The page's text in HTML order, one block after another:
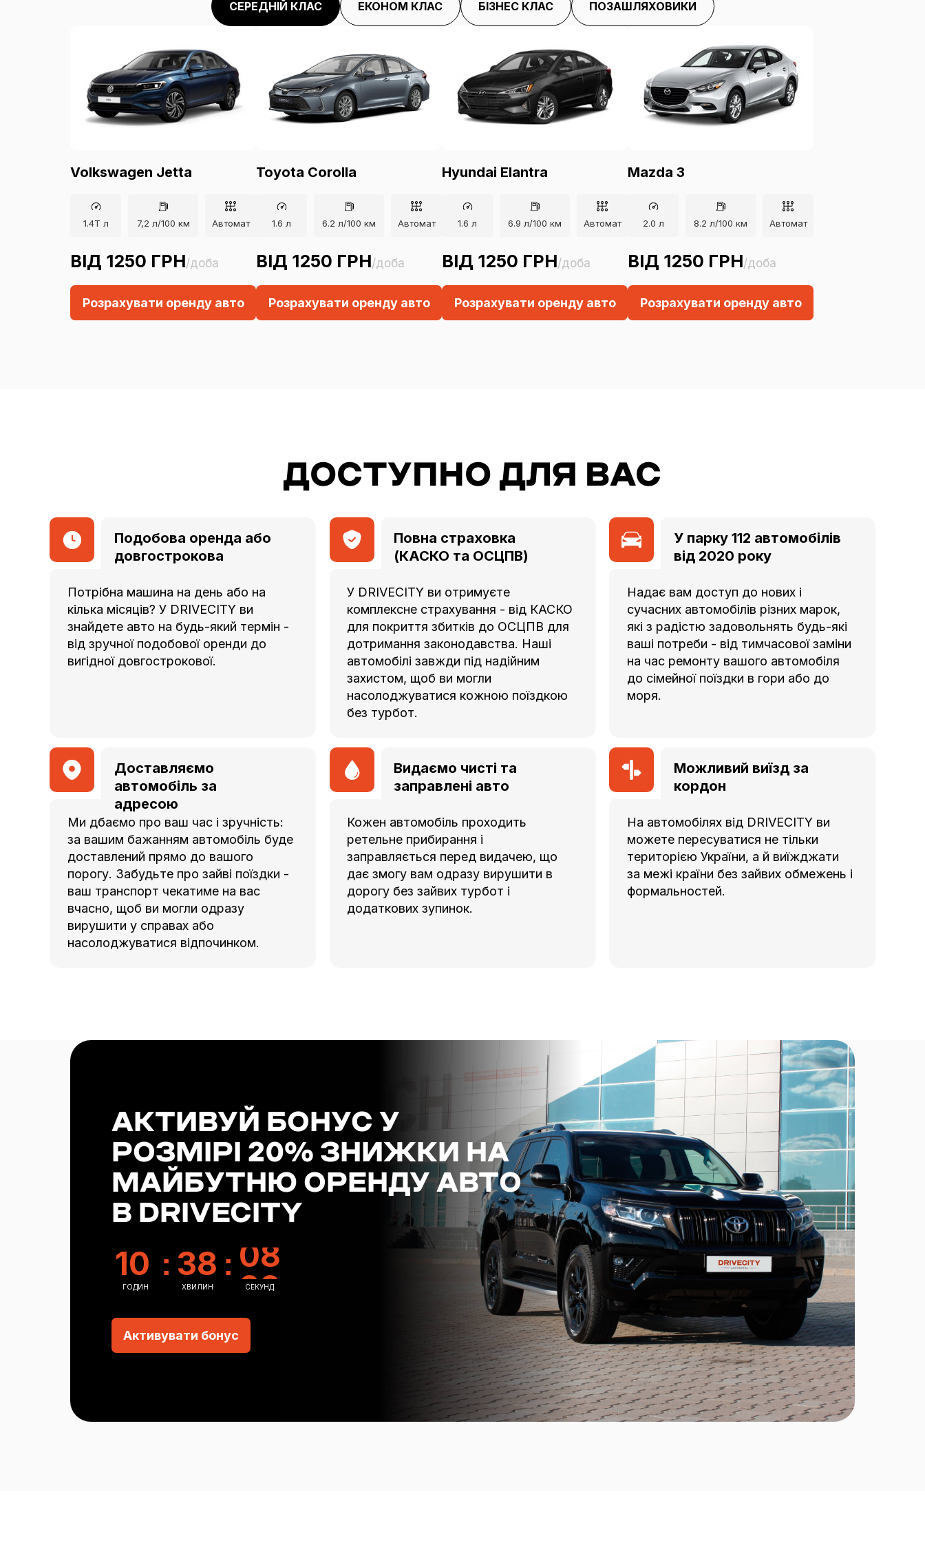
СЕРЕДНІЙ КЛАС ЕКОНОМ КЛАС БІЗНЕС КЛАС ПОЗАШЛЯХОВИКИ
Volkswagen Jetta
1.4T л 7,2 л/100 км Автомат
ВІД 1250 ГРН/доба
Розрахувати оренду авто
Toyota Corolla
1.6 л 6.2 л/100 км Автомат
ВІД 1250 ГРН/доба
Розрахувати оренду авто
Hyundai Elantra
1.6 л 6.9 л/100 км Автомат
ВІД 1250 ГРН/доба
Розрахувати оренду авто
Mazda 3
2.0 л 8.2 л/100 км Автомат
ВІД 1250 ГРН/доба
Розрахувати оренду авто
ДОСТУПНО ДЛЯ ВАС
Подобова оренда або
довгострокова
Потрібна машина на день або на
кілька місяців? У DRIVECITY ви
знайдете авто на будь-який термін -
від зручної подобової оренди до
вигідної довгострокової.
Повна страховка
(КАСКО та ОСЦПВ)
У DRIVECITY ви отримуєте
комплексне страхування - від КАСКО
для покриття збитків до ОСЦПВ для
дотримання законодавства. Наші
автомобілі завжди під надійним
захистом, щоб ви могли
насолоджуватися кожною поїздкою
без турбот.
У парку 112 автомобілів
від 2020 року
Надає вам доступ до нових і
сучасних автомобілів різних марок,
які з радістю задовольнять будь-які
ваші потреби - від тимчасової заміни
на час ремонту вашого автомобіля
до сімейної поїздки в гори або до
моря.
Доставляємо
автомобіль за
адресою
Ми дбаємо про ваш час і зручність:
за вашим бажанням автомобіль буде
доставлений прямо до вашого
порогу. Забудьте про зайві поїздки -
ваш транспорт чекатиме на вас
вчасно, щоб ви могли одразу
вирушити у справах або
насолоджуватися відпочинком.
Видаємо чисті та
заправлені авто
Кожен автомобіль проходить
ретельне прибирання і
заправляється перед видачею, що
дає змогу вам одразу вирушити в
дорогу без зайвих турбот і
додаткових зупинок.
Можливий виїзд за
кордон
На автомобілях від DRIVECITY ви
можете пересуватися не тільки
територією України, а й виїжджати
за межі країни без зайвих обмежень і
формальностей.
АКТИВУЙ БОНУС У
РОЗМІРІ 20% ЗНИЖКИ НА
МАЙБУТНЮ ОРЕНДУ АВТО
В DRIVECITY
00
03
05
06
07
08
09
10
11
12
13
15
:
ГОДИН
00
01
02
05
04
06
07
08
15
16
17
18
19
22
23
24
25
26
27
28
31
33
34
35
36
37
38
39
40
41
43
:
ХВИЛИН
00
02
03
04
05
06
07
08
09
10
12
СЕКУНД
Активувати бонус